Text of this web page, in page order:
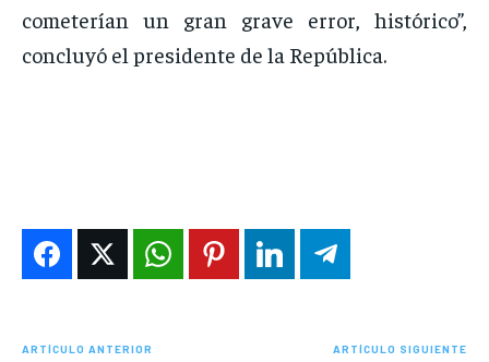
cometerían un gran grave error, histórico”,
concluyó el presidente de la República.
ARTÍCULO ANTERIOR ARTÍCULO SIGUIENTE